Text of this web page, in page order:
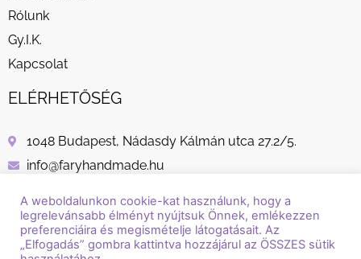
Rólunk
Gy.I.K.
Kapcsolat
ELÉRHETŐSÉG
1048 Budapest, Nádasdy Kálmán utca 27.2/5.
info@faryhandmade.hu
A weboldalunkon cookie-kat használunk, hogy a
legrelevánsabb élményt nyújtsuk Önnek, emlékezzen
preferenciáira és megismételje látogatásait. Az
„Elfogadás” gombra kattintva hozzájárul az ÖSSZES sütik